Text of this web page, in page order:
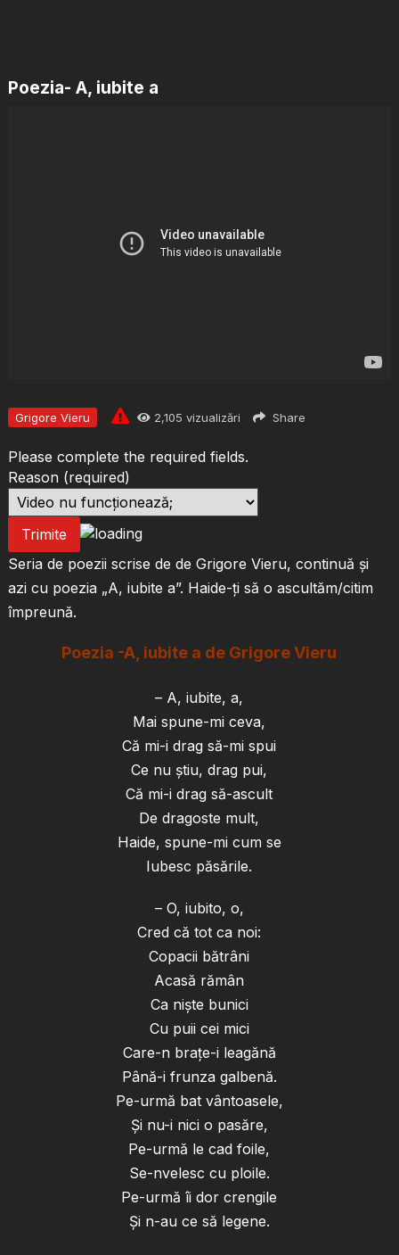
Poezia- A, iubite a
Grigore Vieru 2,105 vizualizări Share
Please complete the required fields.
Reason (required)
Trimite
Seria de poezii scrise de de Grigore Vieru, continuă și
azi cu poezia „A, iubite a”. Haide-ți să o ascultăm/citim
împreună.
Poezia -A, iubite a de Grigore Vieru
– A, iubite, a,
Mai spune-mi ceva,
Că mi-i drag să-mi spui
Ce nu ştiu, drag pui,
Că mi-i drag să-ascult
De dragoste mult,
Haide, spune-mi cum se
Iubesc păsările.
– O, iubito, o,
Cred că tot ca noi:
Copacii bătrâni
Acasă rămân
Ca nişte bunici
Cu puii cei mici
Care-n braţe-i leagănă
Până-i frunza galbenă.
Pe-urmă bat vântoasele,
Şi nu-i nici o pasăre,
Pe-urmă le cad foile,
Se-nvelesc cu ploile.
Pe-urmă îi dor crengile
Şi n-au ce să legene.